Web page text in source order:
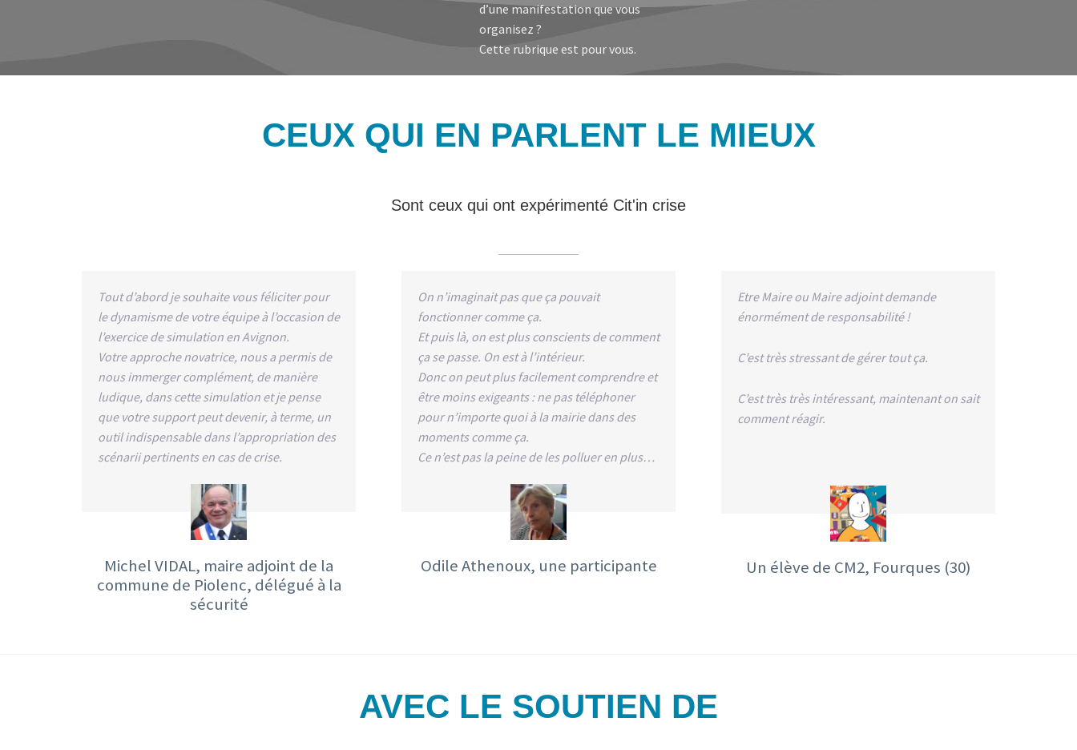
d’une manifestation que vous
organisez ?
Cette rubrique est pour vous.
CEUX QUI EN PARLENT LE MIEUX
Sont ceux qui ont expérimenté Cit'in crise
Tout d’abord je souhaite vous féliciter pour
le dynamisme de votre équipe à l’occasion de
l’exercice de simulation en Avignon.
Votre approche novatrice, nous a permis de
nous immerger complément, de manière
ludique, dans cette simulation et je pense
que votre support peut devenir, à terme, un
outil indispensable dans l’appropriation des
scénarii pertinents en cas de crise.
Michel VIDAL, maire adjoint de la
commune de Piolenc, délégué à la
sécurité
On n’imaginait pas que ça pouvait
fonctionner comme ça.
Et puis là, on est plus conscients de comment
ça se passe. On est à l’intérieur.
Donc on peut plus facilement comprendre et
être moins exigeants : ne pas téléphoner
pour n’importe quoi à la mairie dans des
moments comme ça.
Ce n’est pas la peine de les polluer en plus…
Odile Athenoux, une participante
Etre Maire ou Maire adjoint demande
énormément de responsabilité !
C’est très stressant de gérer tout ça.
C’est très très intéressant, maintenant on sait
comment réagir.
Un élève de CM2, Fourques (30)
AVEC LE SOUTIEN DE